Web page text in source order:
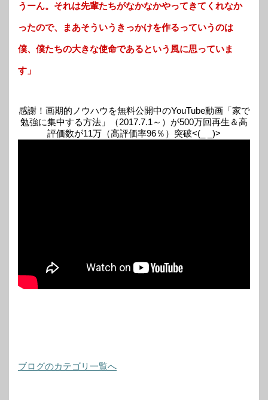
うーん。それは先輩たちがなかなかやってきてくれなか
ったので、まあそういうきっかけを作るっていうのは
僕、僕たちの大きな使命であるという風に思っていま
す」
感謝！画期的ノウハウを無料公開中のYouTube動画「家で
勉強に集中する方法」（2017.7.1～）が500万回再生＆高
評価数が11万（高評価率96％）突破<(_ _)>
ブログのカテゴリ一覧へ